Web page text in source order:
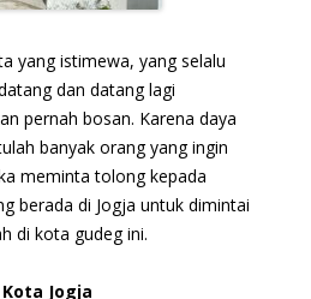
yang istimewa, yang selalu
dan datang lagi
pernah bosan. Karena daya
banyak orang yang ingin
meminta tolong kepada
berada di Jogja untuk dimintai
di kota gudeg ini.
Jogja